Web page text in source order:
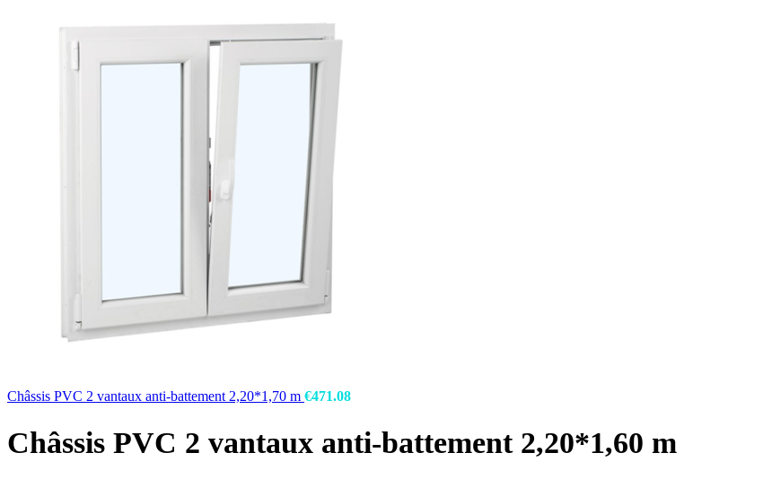
Châssis PVC 2 vantaux anti-battement 2,20*1,70 m €471.08
Châssis PVC 2 vantaux anti-battement 2,20*1,60 m